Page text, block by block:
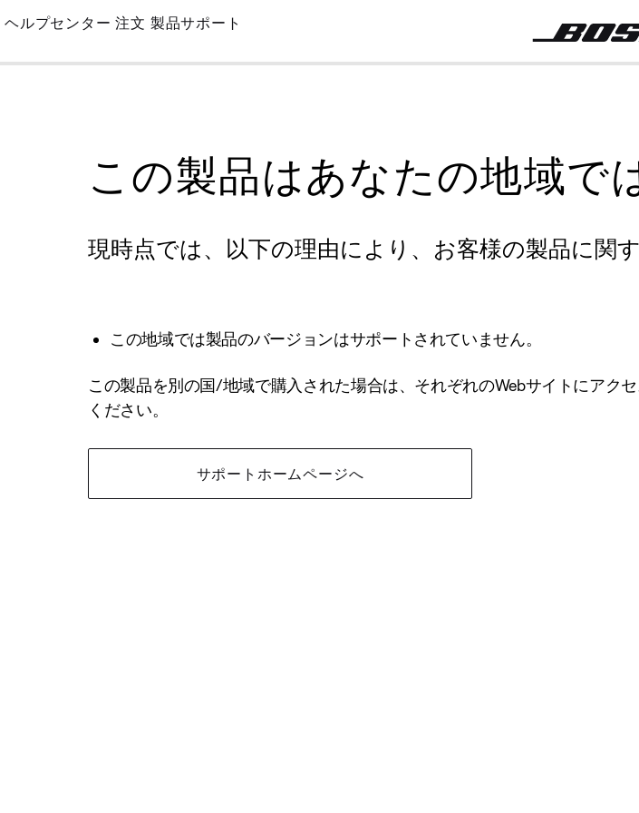
Skip
Main
ヘルプセンター 注文 製品サポート
この製品はあなたの地域で
現時点では、以下の理由により、お客様の製品に関
この地域では製品のバージョンはサポートされていません。
この製品を別の国/地域で購入された場合は、それぞれのWebサイトにアク
ください。
サポートホームページへ